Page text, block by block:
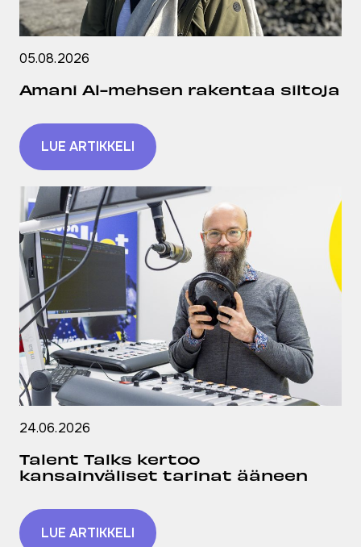
05.08.2026
Amani Al-mehsen rakentaa siltoja
LUE ARTIKKELI
24.06.2026
Talent Talks kertoo
kansainväliset tarinat ääneen
LUE ARTIKKELI